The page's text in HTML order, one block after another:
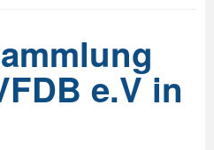
e.V in